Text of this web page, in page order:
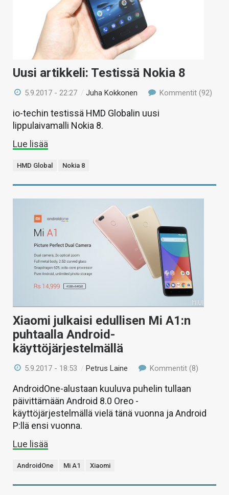
Uusi artikkeli: Testissä Nokia 8
5.9.2017 - 22:27 /Juha Kokkonen Kommentit (92)
io-techin testissä HMD Globalin uusi
lippulaivamalli Nokia 8.
Lue lisää
HMD Global Nokia 8
Xiaomi julkaisi edullisen Mi A1:n
puhtaalla Android-
käyttöjärjestelmällä
5.9.2017 - 18:53 / Petrus Laine Kommentit (8)
AndroidOne-alustaan kuuluva puhelin tullaan
päivittämään Android 8.0 Oreo -
käyttöjärjestelmällä vielä tänä vuonna ja Android
P:llä ensi vuonna.
Lue lisää
AndroidOne Mi A1 Xiaomi